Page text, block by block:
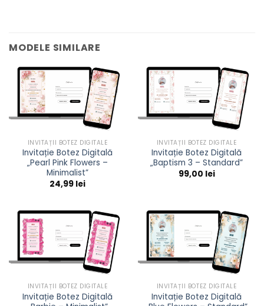
MODELE SIMILARE
INVITAȚII BOTEZ DIGITALE
Invitație Botez Digitală
„Pearl Pink Flowers –
Minimalist”
24,99 lei
INVITAȚII BOTEZ DIGITALE
Invitație Botez Digitală
„Baptism 3 – Standard”
99,00 lei
INVITAȚII BOTEZ DIGITALE
Invitație Botez Digitală
INVITAȚII BOTEZ DIGITALE
Invitație Botez Digitală